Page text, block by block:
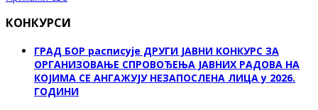
КОНКУРСИ
ГРАД БОР расписује ДРУГИ ЈАВНИ КОНКУРС ЗА
ОРГАНИЗОВАЊЕ СПРОВОЂЕЊА ЈАВНИХ РАДОВА НА
КОЈИМА СЕ АНГАЖУЈУ НЕЗАПОСЛЕНА ЛИЦА у 2026.
ГОДИНИ